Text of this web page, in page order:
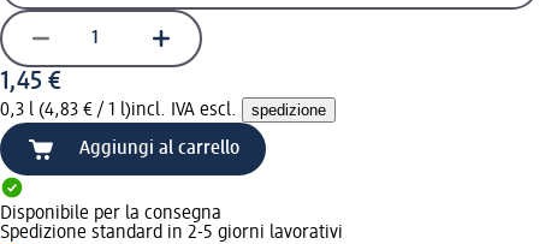
1,45 €
0,3 l (4,83 € / 1 l)incl. IVA escl. spedizione
Aggiungi al carrello
Disponibile per la consegna
Spedizione standard in 2-5 giorni lavorativi